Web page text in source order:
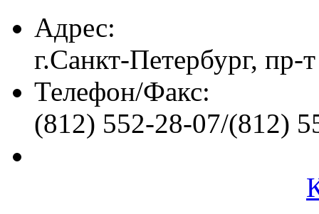
Адрес:
г.Санкт-Петербург, пр-
Телефон/Факс:
(812) 552-28-07/(812)